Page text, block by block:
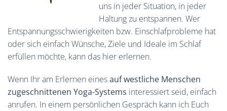
uns in jeder Situation, in jeder
Haltung zu entspannen. Wer
Entspannungsschwierigkeiten bzw. Einschlafprobleme hat
oder sich einfach Wünsche, Ziele und Ideale im Schlaf
erfüllen möchte, kann das hier erlernen.
Wenn Ihr am Erlernen einesauf westliche Menschen
zugeschnittenen Yoga-Systems interessiert seid, einfach
anrufen. In einem persönlichen Gespräch kann ich Euch